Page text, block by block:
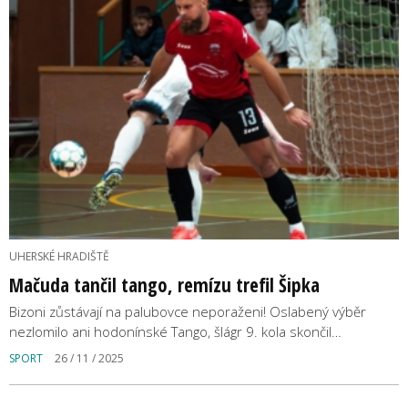
UHERSKÉ HRADIŠTĚ
Mačuda tančil tango, remízu trefil Šipka
Bizoni zůstávají na palubovce neporaženi! Oslabený výběr
nezlomilo ani hodonínské Tango, šlágr 9. kola skončil…
SPORT 26 / 11 / 2025